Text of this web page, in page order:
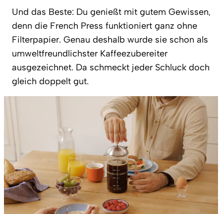
Und das Beste: Du genießt mit gutem Gewissen,
denn die French Press funktioniert ganz ohne
Filterpapier. Genau deshalb wurde sie schon als
umweltfreundlichster Kaffeezubereiter
ausgezeichnet. Da schmeckt jeder Schluck doch
gleich doppelt gut.